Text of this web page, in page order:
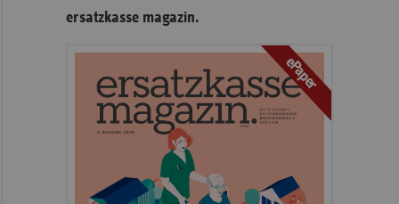
ersatzkasse magazin.
ePaper